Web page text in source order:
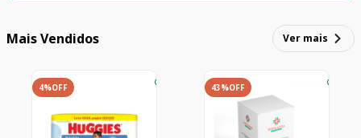
Mais Vendidos Ver mais
4%OFF 43%OFF